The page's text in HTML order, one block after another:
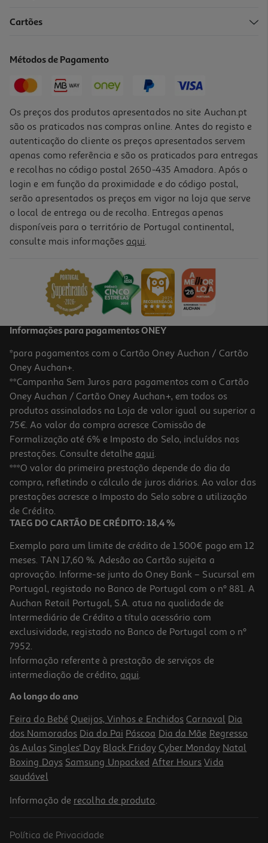
-15%
Conjunto 4 Pontas Jato Água Qilive Q.7692
Price reduced from
Recarga Oral B Io Ultimate Clean Preta 6und
54.99 €/un
54,99 €
Recarga Oral-B Io Ultimate Clean Branca 3und
24.99 €/un
24,99 €
Cartões
Métodos de Pagamento
Os preços dos produtos apresentados no site Auchan.pt
são os praticados nas compras online. Antes do registo e
autenticação do cliente os preços apresentados servem
apenas como referência e são os praticados para entregas
e recolhas no código postal 2650-435 Amadora. Após o
login e em função da proximidade e do código postal,
serão apresentados os preços em vigor na loja que serve
o local de entrega ou de recolha. Entregas apenas
disponíveis para o território de Portugal continental,
consulte mais informações aqui.
Informações para pagamentos ONEY
*para pagamentos com o Cartão Oney Auchan / Cartão
Oney Auchan+.
**Campanha Sem Juros para pagamentos com o Cartão
Oney Auchan / Cartão Oney Auchan+, em todos os
produtos assinalados na Loja de valor igual ou superior a
75€. Ao valor da compra acresce Comissão de
Formalização até 6% e Imposto do Selo, incluídos nas
prestações. Consulte detalhe aqui.
***O valor da primeira prestação depende do dia da
compra, refletindo o cálculo de juros diários. Ao valor das
prestações acresce o Imposto do Selo sobre a utilização
de Crédito.
TAEG DO CARTÃO DE CRÉDITO: 18,4 %
Exemplo para um limite de crédito de 1.500€ pago em 12
meses. TAN 17,60 %. Adesão ao Cartão sujeita a
aprovação. Informe-se junto do Oney Bank – Sucursal em
Portugal, registado no Banco de Portugal com o nº 881. A
Auchan Retail Portugal, S.A. atua na qualidade de
Intermediário de Crédito a título acessório com
exclusividade, registado no Banco de Portugal com o nº
7952.
Informação referente à prestação de serviços de
intermediação de crédito, aqui.
Ao longo do ano
Feira do Bebé Queijos, Vinhos e Enchidos Carnaval Dia
dos Namorados Dia do Pai Páscoa Dia da Mãe Regresso
às Aulas Singles' Day Black Friday Cyber Monday Natal
Boxing Days Samsung Unpacked After Hours Vida
saudável
Informação de recolha de produto.
Política de Privacidade